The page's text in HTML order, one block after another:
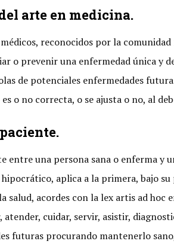
arte en medicina.
reconocidos por la
o prevenir una enfermedad única y
de potenciales enfermedades
o no correcta, o se ajusta o no, al
entre una persona sana o enferma
aplica a la primera, bajo
salud, acordes con la lex artis ad
cuidar, servir, asistir,
futuras procurando mantenerlo